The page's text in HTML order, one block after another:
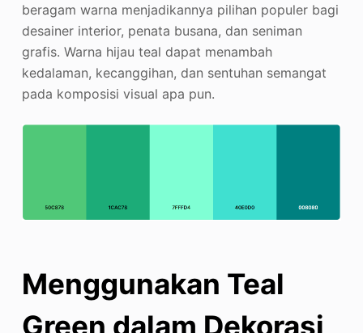
beragam warna menjadikannya pilihan populer bagi
desainer interior, penata busana, dan seniman
grafis. Warna hijau teal dapat menambah
kedalaman, kecanggihan, dan sentuhan semangat
pada komposisi visual apa pun.
Menggunakan Teal
Green dalam Dekorasi